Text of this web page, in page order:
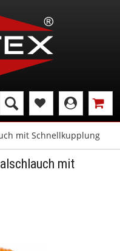
mit Schnellkupplung
mit